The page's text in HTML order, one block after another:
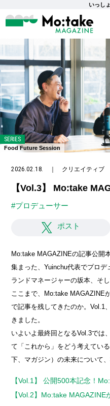
いっし
SERIES
Food Future Session
2026.02.18. クリエイティブ
【Vol.3】 Mo:take
#プロデューサー
ポスト
Mo:take MAGAZINEの記事公開
集まった、Yuinchu代表でプロ
ランドマネージャーの坂本、そ
ここまで、Mo:take MAGAZINE
で記事を残してきたのか。Vol.1
きました。
いよいよ最終回となるVol.3では
て「これから」をどう考えてい
下、マガジン）の未来について
【Vol.1】 公開500本記念！
【Vol.2】Mo:take